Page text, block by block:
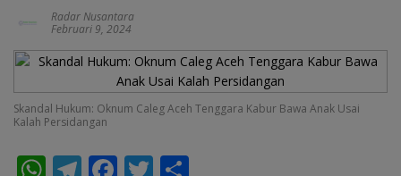
Radar Nusantara
Februari 9, 2024
Skandal Hukum: Oknum Caleg Aceh Tenggara Kabur Bawa Anak Usai
Kalah Persidangan